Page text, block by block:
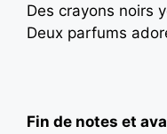
Des crayons noirs
Deux parfums
Fin de notes et